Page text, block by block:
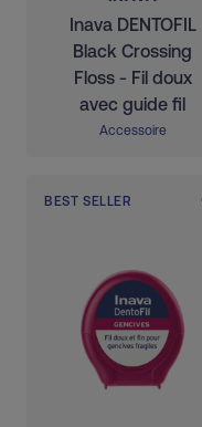
Inava DENTOFIL
Black Crossing
Floss - Fil doux
avec guide fil
Accessoire
BEST SELLER